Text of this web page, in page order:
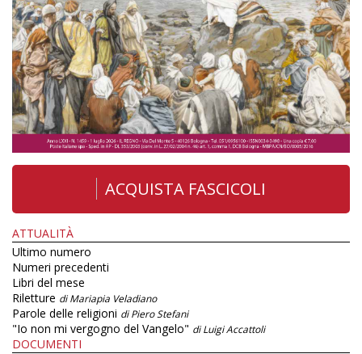
ACQUISTA FASCICOLI
ATTUALITÀ
Ultimo numero
Numeri precedenti
Libri del mese
Riletture di Mariapia Veladiano
Parole delle religioni di Piero Stefani
"Io non mi vergogno del Vangelo" di Luigi Accattoli
DOCUMENTI